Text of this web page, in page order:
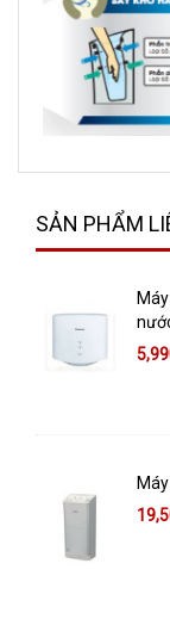
SẢN PHẨM